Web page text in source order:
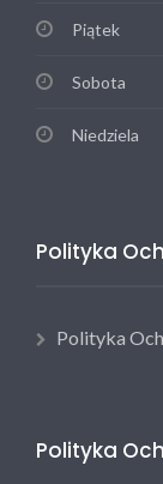
Piątek
Sobota
Niedziela
Polityka
Polityka
Polityka